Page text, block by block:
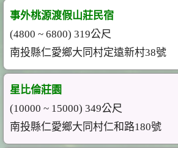
事外桃源渡假山莊民宿
(4800 ~ 6800) 319公尺
南投縣仁愛鄉大同村定遠新村38號
星比倫莊園
(10000 ~ 15000) 349公尺
南投縣仁愛鄉大同村仁和路180號